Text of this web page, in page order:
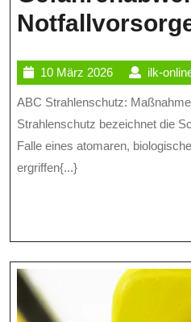
10 März 202610
März
2026
ilk-
ABC Strahlenschutz: Maßnahmen zur Gefahrenabwehr ABC
Strahlenschutz bezeichnet die
Falle eines atomaren,
ergriffen{...}